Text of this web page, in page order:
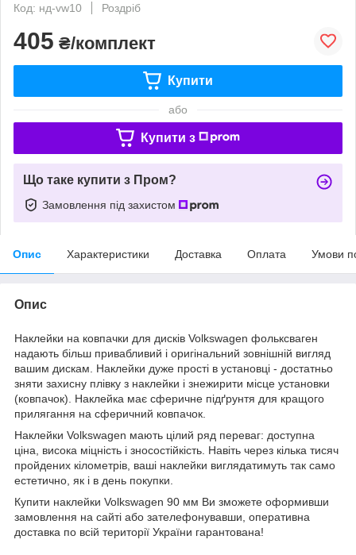
Код: нд-vw10
Роздріб
405 ₴/комплект
Купити
або
Купити з
Що таке купити з Пром?
Замовлення під захистом
Опис Характеристики Доставка Оплата Умови
Опис
Наклейки на ковпачки для дисків Volkswagen фольксваген
надають більш привабливий і оригінальний зовнішній вигляд
вашим дискам. Наклейки дуже прості в установці - достатньо
зняти захисну плівку з наклейки і знежирити місце установки
(ковпачок). Наклейка має сферичне підґрунтя для кращого
прилягання на сферичний ковпачок.
Наклейки Volkswagen мають цілий ряд переваг: доступна
ціна, висока міцність і зносостійкість. Навіть через кілька тисяч
пройдених кілометрів, ваші наклейки виглядатимуть так само
естетично, як і в день покупки.
Купити наклейки Volkswagen 90 мм Ви зможете оформивши
замовлення на сайті або зателефонувавши, оперативна
доставка по всій території України гарантована!